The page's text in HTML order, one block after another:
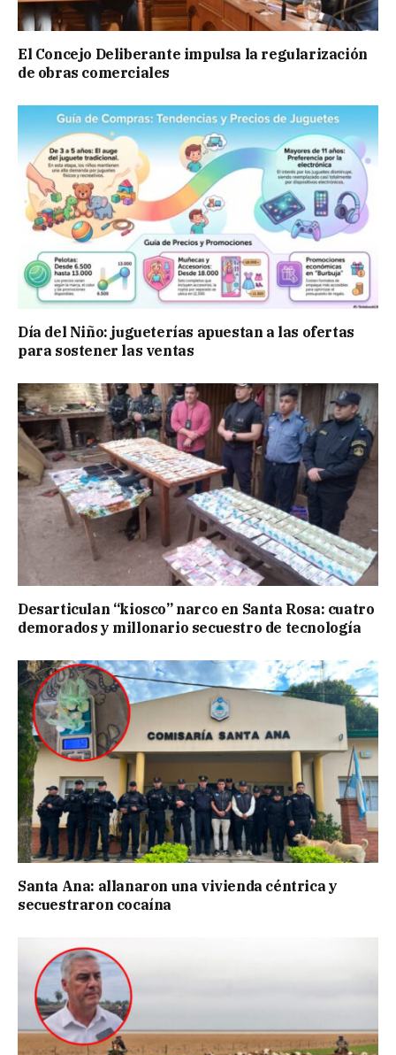
El Concejo Deliberante impulsa la regularización
de obras comerciales
Día del Niño: jugueterías apuestan a las ofertas
para sostener las ventas
Desarticulan “kiosco” narco en Santa Rosa: cuatro
demorados y millonario secuestro de tecnología
Santa Ana: allanaron una vivienda céntrica y
secuestraron cocaína